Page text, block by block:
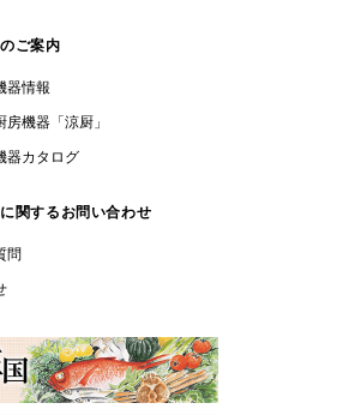
ご案内
器情報
機器「涼厨」
器カタログ
関するお問い合わせ
問